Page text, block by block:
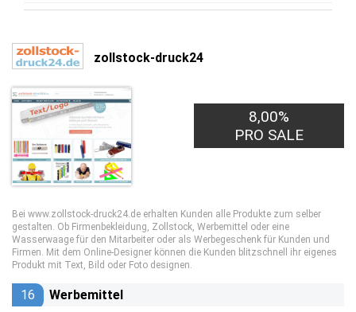
zollstock-druck24
8,00%
PRO SALE
Bei www.zollstock-druck24.de erhalten Kunden alle Produkte zum selber
gestalten. Ob Firmenbekleidung, Zollstock, Werbemittel oder eine
Wasserwaage für den Mitarbeiter oder als Werbegeschenk für Kunden und
Firmen. Mit dem Online-Designer können die Kunden blitzschnell ihr eigenes
Produkt mit Text, Bild oder Foto designen.
16 Werbemittel